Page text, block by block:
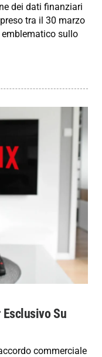
dei dati finanziari
tra il 30 marzo
sullo
Esclusivo Su
commerciale